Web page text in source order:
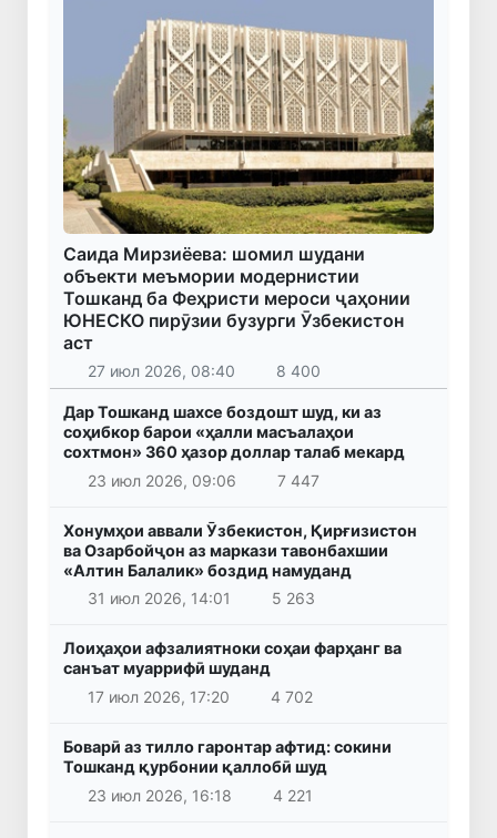
Саида Мирзиёева: шомил шудани
объекти меъмории модернистии
Тошканд ба Феҳристи мероси ҷаҳонии
ЮНЕСКО пирӯзии бузурги Ӯзбекистон
аст
27 июл 2026, 08:40 8 400
Дар Тошканд шахсе боздошт шуд, ки аз
соҳибкор барои «ҳалли масъалаҳои
сохтмон» 360 ҳазор доллар талаб мекард
23 июл 2026, 09:06
7 447
Хонумҳои аввали Ӯзбекистон, Қирғизистон
ва Озарбойҷон аз маркази тавонбахшии
«Алтин Балалик» боздид намуданд
31 июл 2026, 14:01
5 263
Лоиҳаҳои афзалиятноки соҳаи фарҳанг ва
санъат муаррифӣ шуданд
17 июл 2026, 17:20
4 702
Боварӣ аз тилло гаронтар афтид: сокини
Тошканд қурбонии қаллобӣ шуд
23 июл 2026, 16:18
4 221